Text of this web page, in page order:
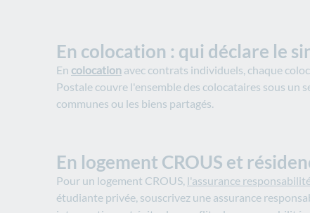
En colocation : qui déclare le
En colocation avec contrats individuels, chaque
Postale couvre l'ensemble des colocataires sous un
communes ou les biens partagés.​
En logement CROUS et
Pour un logement CROUS, l'assurance
étudiante privée, souscrivez une assurance